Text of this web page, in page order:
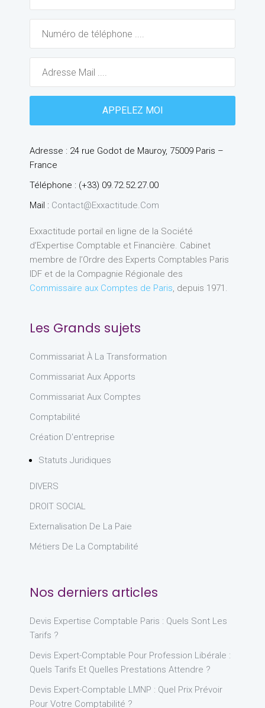
Adresse : 24 rue Godot de Mauroy, 75009 Paris –
France
Téléphone : (+33) 09.72.52.27.00
Mail : Contact@exxactitude.com
Exxactitude portail en ligne de la Société
d’Expertise Comptable et Financière. Cabinet
membre de l’Ordre des Experts Comptables Paris
IDF et de la Compagnie Régionale des
Commissaire aux Comptes de Paris, depuis 1971.
Les Grands sujets
Commissariat À La Transformation
Commissariat Aux Apports
Commissariat Aux Comptes
Comptabilité
Création D'entreprise
Statuts Juridiques
DIVERS
DROIT SOCIAL
Externalisation De La Paie
Métiers De La Comptabilité
Nos derniers articles
Devis Expertise Comptable Paris : Quels Sont Les
Tarifs ?
Devis Expert-Comptable Pour Profession Libérale :
Quels Tarifs Et Quelles Prestations Attendre ?
Devis Expert-Comptable LMNP : Quel Prix Prévoir
Pour Votre Comptabilité ?